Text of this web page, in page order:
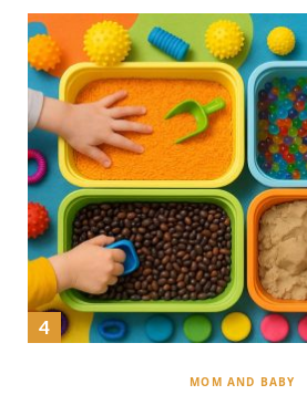
MOM AND BABY